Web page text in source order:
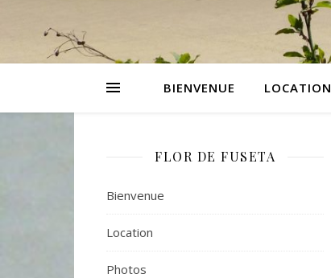
BIENVENUE LOCATION
FLOR DE FUSETA
Bienvenue
Location
Photos